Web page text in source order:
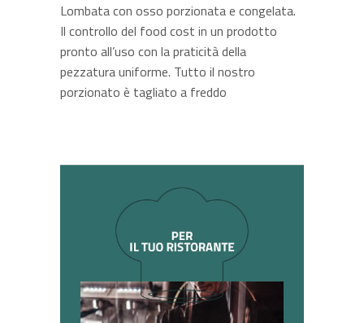
Lombata con osso porzionata e congelata.
Il controllo del food cost in un prodotto
pronto all’uso con la praticità della
pezzatura uniforme. Tutto il nostro
porzionato è tagliato a freddo